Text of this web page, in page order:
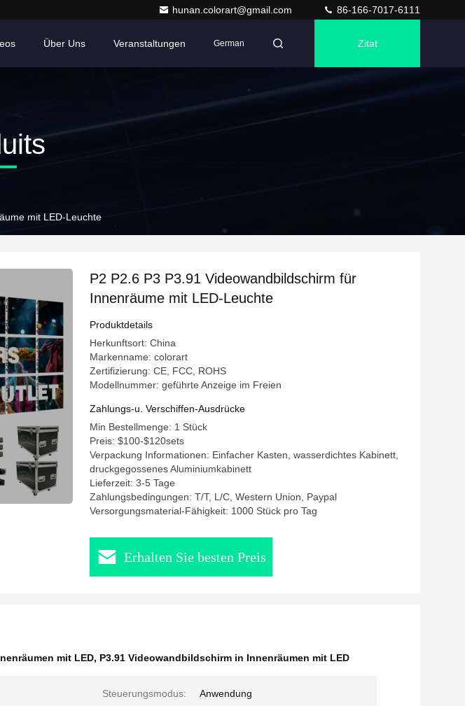
hunan.colorart@gmail.com 86-166-7017-6111
Über Uns Veranstaltungen German Zitat
mit LED-Leuchte
P2 P2.6 P3 P3.91 Videowandbildschirm für
Innenräume mit LED-Leuchte
Produktdetails
Herkunftsort: China
Markenname: colorart
Zertifizierung: CE, FCC, ROHS
Modellnummer: geführte Anzeige im Freien
Zahlungs-u. Verschiffen-Ausdrücke
Min Bestellmenge: 1 Stück
Preis: $100-$120sets
Verpackung Informationen: Einfacher Kasten, wasserdichtes Kabinett,
druckgegossenes Aluminiumkabinett
Lieferzeit: 3-5 Tage
Zahlungsbedingungen: T/T, L/C, Western Union, Paypal
Versorgungsmaterial-Fähigkeit: 1000 Stück pro Tag
Erhalten Sie besten Preis
mit LED, P3.91 Videowandbildschirm in Innenräumen mit LED
Steuerungsmodus: Anwendung